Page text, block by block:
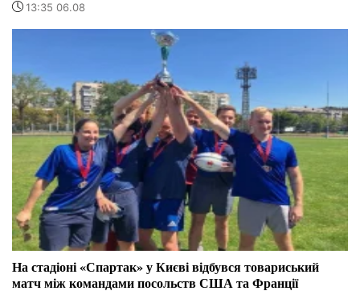
13:35 06.08
На стадіоні «Спартак» у Києві відбувся товариський
матч між командами посольств США та Франції